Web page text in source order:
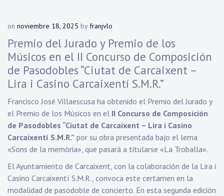
on noviembre 18, 2025 byfranjvlo
Premio del Jurado y Premio de los
Músicos en el II Concurso de Composición
de Pasodobles “Ciutat de Carcaixent –
Lira i Casino Carcaixentí S.M.R.”
Francisco José Villaescusa ha obtenido el Premio del Jurado y
el Premio de los Músicos en el II Concurso de Composición
de Pasodobles “Ciutat de Carcaixent – Lira i Casino
Carcaixentí S.M.R.” por su obra presentada bajo el lema
«Sons de la memòria», que pasará a titularse «La Troballa».
El Ayuntamiento de Carcaixent, con la colaboración de la Lira i
Casino Carcaixentí S.M.R., convoca este certamen en la
modalidad de pasodoble de concierto. En esta segunda edición